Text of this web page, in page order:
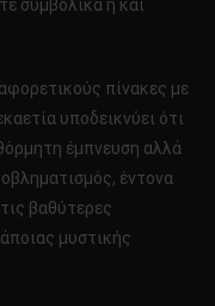
συμβολικά ή και
πίνακες με
υποδεικνύει ότι
έμπνευση αλλά
έντονα
βαθύτερες
μυστικής